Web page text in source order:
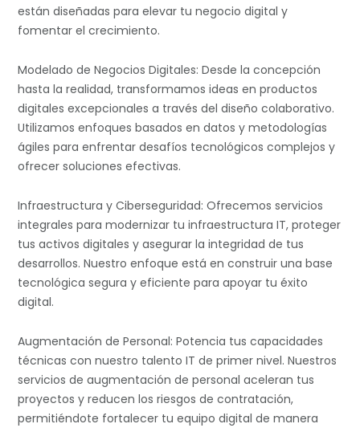
están diseñadas para elevar tu negocio digital y
fomentar el crecimiento.
Modelado de Negocios Digitales: Desde la concepción
hasta la realidad, transformamos ideas en productos
digitales excepcionales a través del diseño colaborativo.
Utilizamos enfoques basados en datos y metodologías
ágiles para enfrentar desafíos tecnológicos complejos y
ofrecer soluciones efectivas.
Infraestructura y Ciberseguridad: Ofrecemos servicios
integrales para modernizar tu infraestructura IT, proteger
tus activos digitales y asegurar la integridad de tus
desarrollos. Nuestro enfoque está en construir una base
tecnológica segura y eficiente para apoyar tu éxito
digital.
Augmentación de Personal: Potencia tus capacidades
técnicas con nuestro talento IT de primer nivel. Nuestros
servicios de augmentación de personal aceleran tus
proyectos y reducen los riesgos de contratación,
permitiéndote fortalecer tu equipo digital de manera